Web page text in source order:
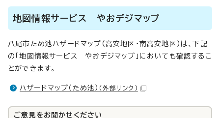
地図情報サービス やおデジマップ
八尾市ため池ハザードマップ（高安地区・南高安地区）は、下記
の「地図情報サービス やおデジマップ」においても確認するこ
とができます。
ハザードマップ（ため池） （外部リンク）
ご意見をお聞かせください